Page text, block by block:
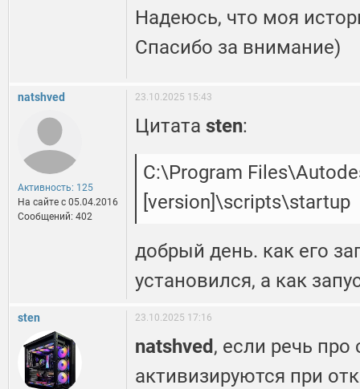
Надеюсь, что моя
Спасибо за внимание)
natshved
Активность: 125
На сайте c 05.04.2016
Сообщений: 402
23.10.2025 15:43
Цитата sten:
C:\Program
[version]\scripts\startup
добрый день. как его
установился, а как
sten 23.10.2025 17:16
natshved , если речь
активизируются при